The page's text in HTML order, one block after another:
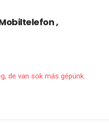
Mobiltelefon ,
de van sok más gépünk.